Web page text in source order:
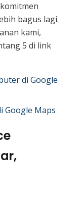
bagus lagi.
kami,
5 di link
di Google
Google Maps